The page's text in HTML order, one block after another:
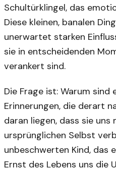
Schultürklingel, das
Diese kleinen, banalen
unerwartet starken
sie in entscheidenden
verankert sind.
Die Frage ist: Warum sind
Erinnerungen, die derart
daran liegen, dass sie uns
ursprünglichen Selbst
unbeschwerten Kind, das
Ernst des Lebens uns die